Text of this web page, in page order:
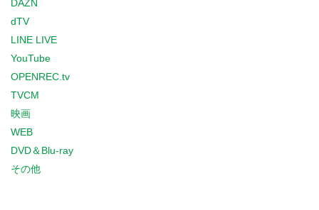
DAZN
dTV
LINE LIVE
YouTube
OPENREC.tv
TVCM
映画
WEB
DVD＆Blu-ray
その他